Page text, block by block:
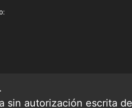
sin autorización escrita